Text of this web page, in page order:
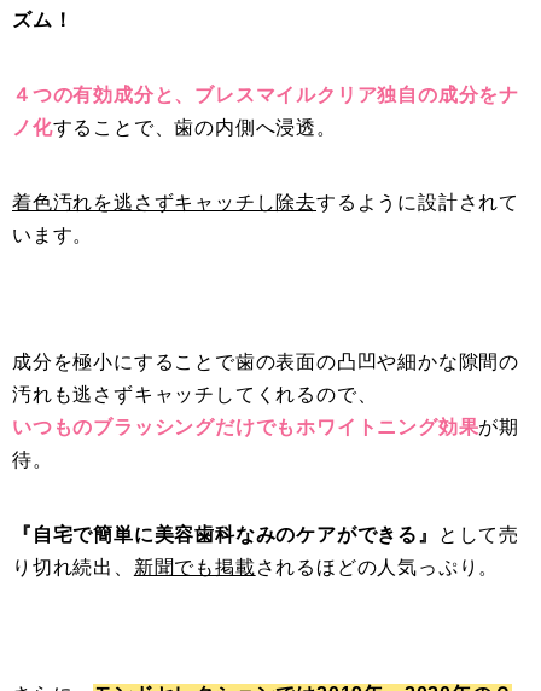
ズム！
４つの有効成分と、ブレスマイルクリア独自の成分をナ
ノ化することで、歯の内側へ浸透。
着色汚れを逃さずキャッチし除去するように設計されて
います。
成分を極小にすることで歯の表面の凸凹や細かな隙間の
汚れも逃さずキャッチしてくれるので、
いつものブラッシングだけでもホワイトニング効果が期
待。
『自宅で簡単に美容歯科なみのケアができる』
として売
り切れ続出、 新聞でも掲載されるほどの人気っぷり。